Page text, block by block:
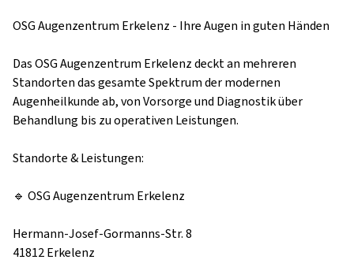
OSG Augenzentrum Erkelenz - Ihre Augen in guten Händen
Das OSG Augenzentrum Erkelenz deckt an mehreren
Standorten das gesamte Spektrum der modernen
Augenheilkunde ab, von Vorsorge und Diagnostik über
Behandlung bis zu operativen Leistungen.
Standorte & Leistungen:
🔹 OSG Augenzentrum Erkelenz
Hermann-Josef-Gormanns-Str. 8
41812 Erkelenz